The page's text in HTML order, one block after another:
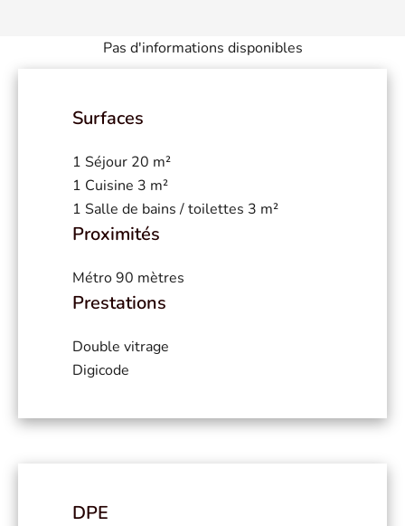
Pas d'informations disponibles
Surfaces
1 Séjour 20 m²
1 Cuisine 3 m²
1 Salle de bains / toilettes 3 m²
Proximités
Métro90 mètres
Prestations
Double vitrage
Digicode
DPE